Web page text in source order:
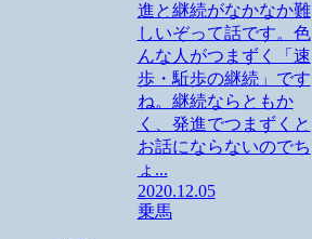
進と継続がなかなか難
しいぞって話です。色
んな人がつまずく「速
歩・駈歩の継続」です
ね。継続ならともか
く、発進でつまずくと
お話にならないのでち
ょ...
2020.12.05
乗馬